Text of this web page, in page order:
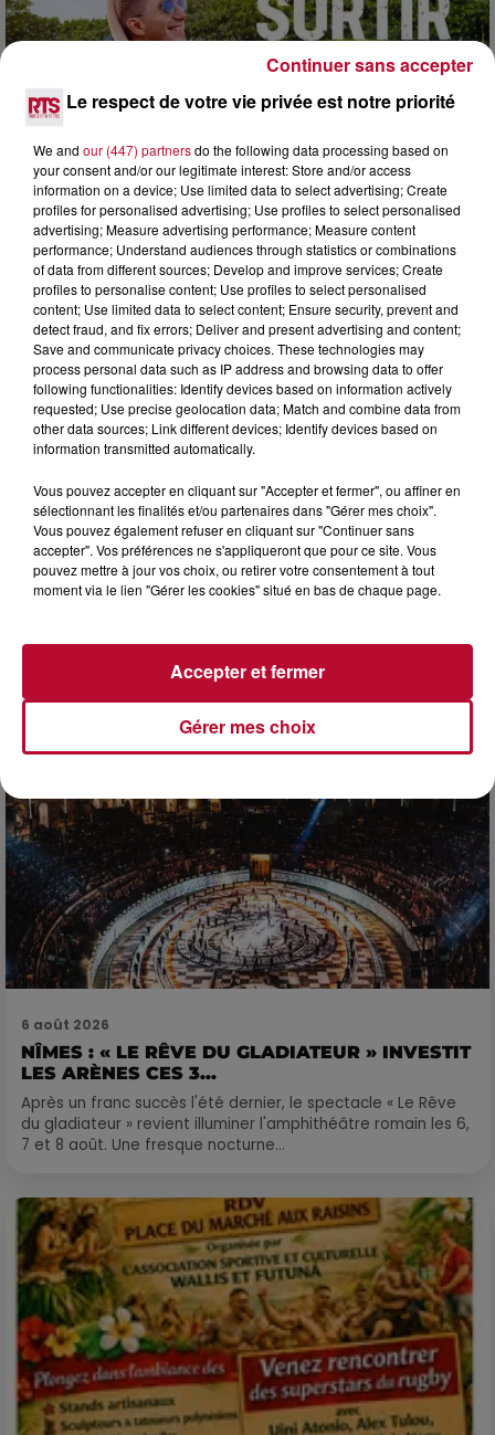
7 août 2026
NOS IDÉES DE SORTIE POUR CE WEEK-END
Comme tous les vendredis, voici une petite sélection des
rendez-vous à ne pas manquer dans le coin. Que vous ayez
envie de voyager à l'autre bout du monde,...
6 août 2026
NÎMES : « LE RÊVE DU GLADIATEUR » INVESTIT
LES ARÈNES CES 3...
Après un franc succès l'été dernier, le spectacle « Le Rêve
du gladiateur » revient illuminer l'amphithéâtre romain les 6,
7 et 8 août. Une fresque nocturne...
Le respect de votre vie privée est notre priorité
We and our (447) partnersdo the following data processing based on
your consent and/or our legitimate interest: Store and/or access
information on a device; Use limited data to select advertising; Create
profiles for personalised advertising; Use profiles to select personalised
advertising; Measure advertising performance; Measure content
performance; Understand audiences through statistics or combinations
of data from different sources; Develop and improve services; Create
profiles to personalise content; Use profiles to select personalised
content; Use limited data to select content; Ensure security, prevent and
detect fraud, and fix errors; Deliver and present advertising and content;
Save and communicate privacy choices. These technologies may
process personal data such as IP address and browsing data to offer
following functionalities: Identify devices based on information actively
requested; Use precise geolocation data; Match and combine data from
other data sources; Link different devices; Identify devices based on
information transmitted automatically.
Vous pouvez accepter en cliquant sur "Accepter et fermer", ou affiner en
sélectionnant les finalités et/ou partenaires dans "Gérer mes choix".
Vous pouvez également refuser en cliquant sur "Continuer sans
accepter". Vos préférences ne s'appliqueront que pour ce site. Vous
pouvez mettre à jour vos choix, ou retirer votre consentement à tout
moment via le lien "Gérer les cookies" situé en bas de chaque page.
Gérer mes choix
Accepter et fermer
Continuer sans accepter